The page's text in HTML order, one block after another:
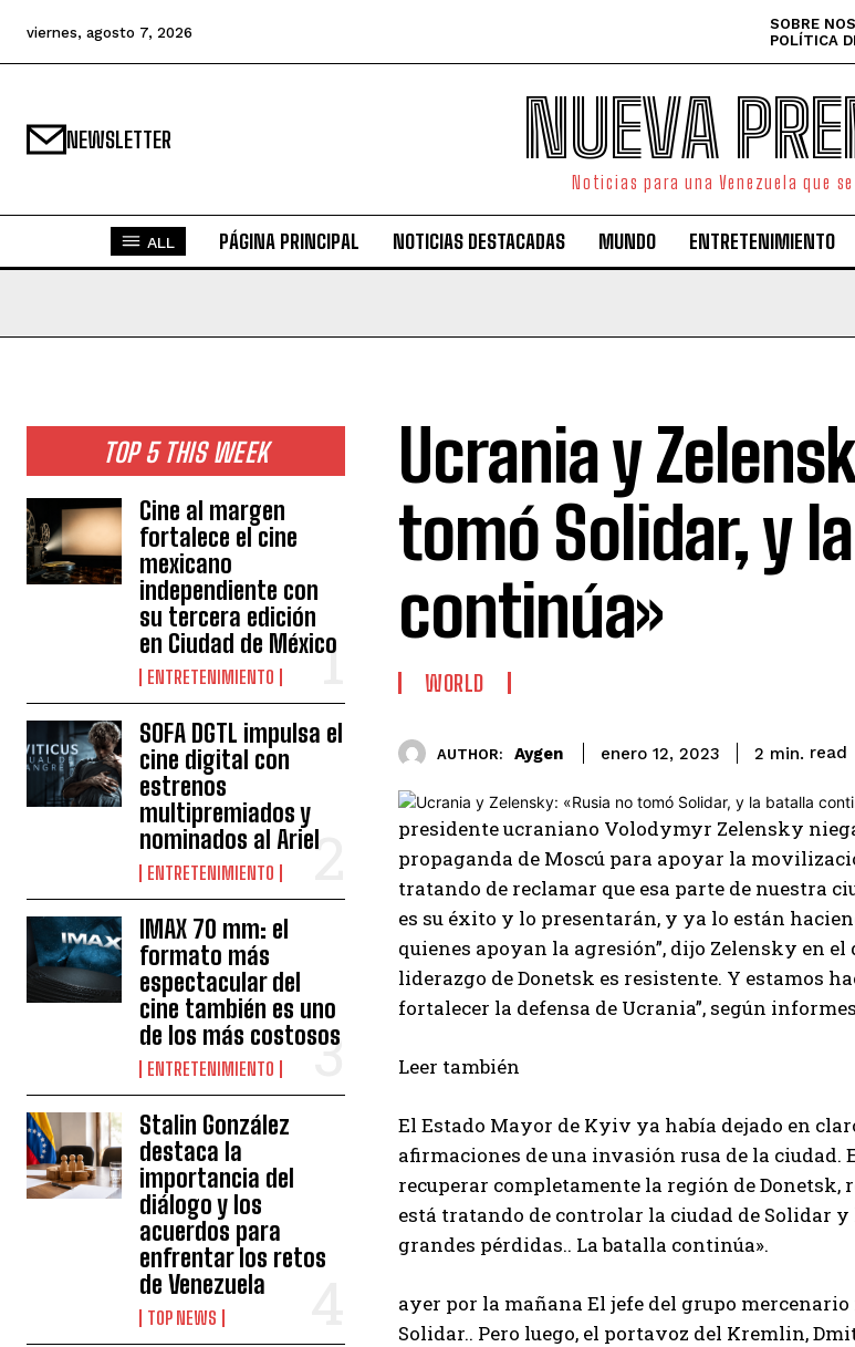
viernes, agosto 7, 2026 SOBRE
POLÍTICA
NEWSLETTER NUEVA
Noticias para una Venezuela que se
ALL PÁGINA PRINCIPAL NOTICIAS DESTACADAS MUNDO ENTRETENIMIENTO
TOP 5 THIS WEEK
Cine al margen
fortalece el cine
mexicano
independiente con
su tercera edición
en Ciudad de México
ENTRETENIMIENTO
SOFA DGTL impulsa el
cine digital con
estrenos
multipremiados y
nominados al Ariel
ENTRETENIMIENTO
IMAX 70 mm: el
formato más
espectacular del
cine también es uno
de los más costosos
ENTRETENIMIENTO
Stalin González
destaca la
importancia del
diálogo y los
acuerdos para
enfrentar los retos
de Venezuela
TOP NEWS
Ucrania y
tomó Solidar, y
continúa»
WORLD
AUTHOR: Aygen enero 12, 2023 2 min. read
presidente ucraniano Volodymyr Zelensky
propaganda de Moscú para apoyar la
tratando de reclamar que esa parte de nuestra
es su éxito y lo presentarán, y ya lo están
quienes apoyan la agresión”, dijo Zelensky en
liderazgo de Donetsk es resistente. Y estamos
fortalecer la defensa de Ucrania”, según
Leer también
El Estado Mayor de Kyiv ya había dejado en
afirmaciones de una invasión rusa de la ciudad.
recuperar completamente la región de
está tratando de controlar la ciudad de Solidar
grandes pérdidas.. La batalla continúa».
ayer por la mañana El jefe del grupo
Solidar.. Pero luego, el portavoz del Kremlin,